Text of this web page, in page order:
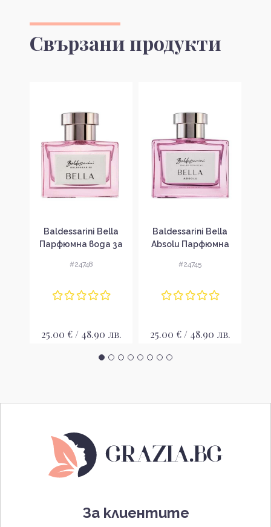
Свързани продукти
Baldessarini Bella
Парфюмна вода за
EDP
#24748
25.00 € / 48.90 лв.
Baldessarini Bella
Absolu Парфюмна
опаковка EDP
#24745
25.00 € / 48.90 лв.
За клиентите